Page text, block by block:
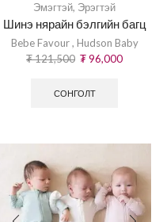
Эмэгтэй, Эрэгтэй
Шинэ нярайн бэлгийн багц
Bebe Favour, Hudson Baby
₮121,500 ₮96,000
СОНГОЛТ